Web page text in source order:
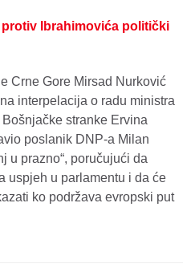
Ibrahimovića politički
Crne Gore Mirsad Nurković
interpelacija o radu ministra
stranke Ervina
poslanik DNP-a Milan
u prazno“, poručujući da
uspjeh u parlamentu i da će
ko podržava evropski put